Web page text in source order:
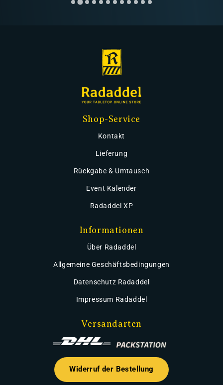
Shop-Service
Kontakt
Lieferung
Rückgabe & Umtausch
Event Kalender
Radaddel XP
Informationen
Über Radaddel
Allgemeine Geschäftsbedingungen
Datenschutz Radaddel
Impressum Radaddel
Versandarten
Widerruf der Bestellung